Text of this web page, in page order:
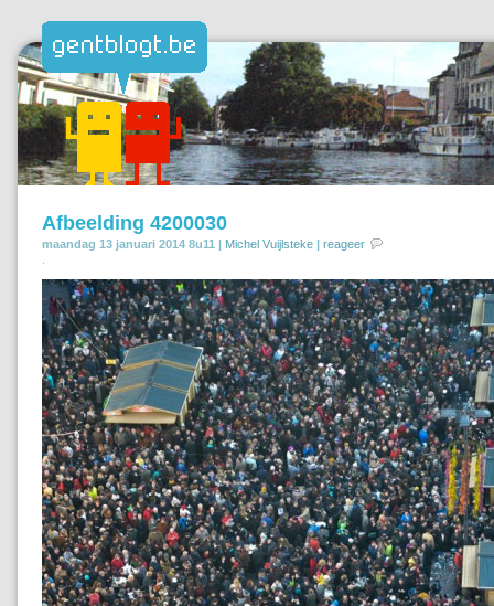
Afbeelding 4200030
maandag 13 januari 2014 8u11 | Michel Vuijlsteke | reageer